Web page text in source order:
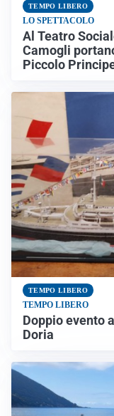
TEMPO LIBERO
LO SPETTACOLO
Al Teatro
Camogli
Piccolo
TEMPO LIBERO
TEMPO LIBERO
Doppio evento
Doria